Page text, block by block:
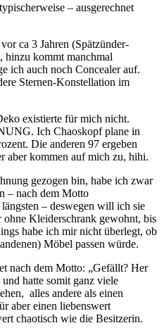
– ausgerechnet
ca 3 Jahren (Spätzünder-
hinzu kommt manchmal
ich auch noch Concealer auf.
Sternen-Konstellation im
existierte für mich nicht.
Ich Chaoskopf plane in
Die anderen 97 ergeben
aber kommen auf mich zu, hihi.
gezogen bin, habe ich zwar
– nach dem Motto
– deswegen will ich sie
ohne Kleiderschrank gewohnt, bis
habe ich mir nicht überlegt, ob
Möbel passen würde.
nach dem Motto: „Gefällt? Her
hatte somit ganz viele
alles andere als einen
aber einen liebenswert
chaotisch wie die Besitzerin.